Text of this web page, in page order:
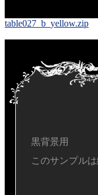
table027_b_yellow.zip
黒背景用
このサンプル